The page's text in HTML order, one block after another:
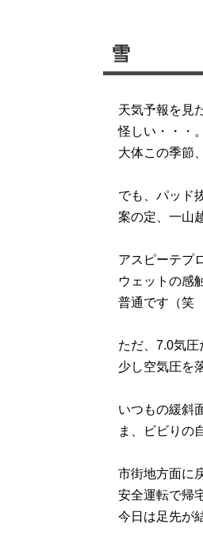
雪
天気予報を見
怪しい・・・。
大体この季節
でも、パッド
案の定、一山
アスピーテプ
ウェットの感
普通です（笑
ただ、7.0気圧
少し空気圧を
いつもの緩斜
ま、ビビりの
市街地方面に
安全運転で帰
今日は足先が